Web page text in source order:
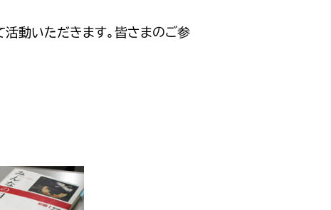
活動いただきます。皆さまのご参